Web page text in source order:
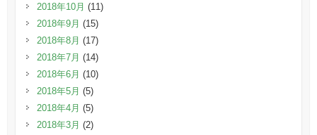
2018年10月 (11)
2018年9月 (15)
2018年8月 (17)
2018年7月 (14)
2018年6月 (10)
2018年5月 (5)
2018年4月 (5)
2018年3月 (2)